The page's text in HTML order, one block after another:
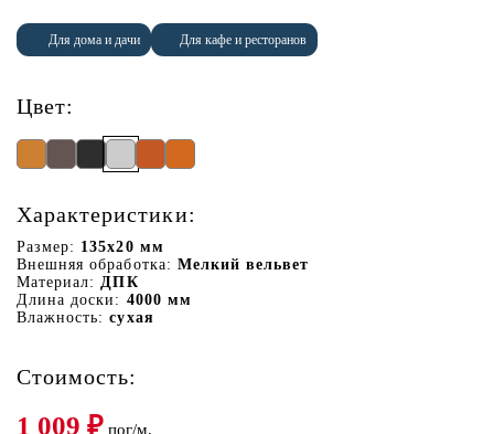
Для дома и дачи Для кафе и ресторанов
Цвет:
Характеристики:
Размер: 135х20 мм
Внешняя обработка: Мелкий вельвет
Материал: ДПК
Длина доски: 4000 мм
Влажность: сухая
Стоимость:
1 009 ₽ пог/м.